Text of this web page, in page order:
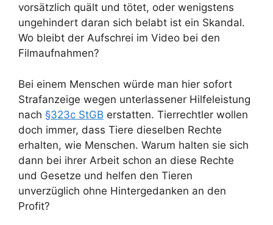
vorsätzlich quält und tötet, oder wenigstens
ungehindert daran sich belabt ist ein Skandal.
Wo bleibt der Aufschrei im Video bei den
Filmaufnahmen?
Bei einem Menschen würde man hier sofort
Strafanzeige wegen unterlassener Hilfeleistung
nach §323c StGB erstatten. Tierrechtler wollen
doch immer, dass Tiere dieselben Rechte
erhalten, wie Menschen. Warum halten sie sich
dann bei ihrer Arbeit schon an diese Rechte
und Gesetze und helfen den Tieren
unverzüglich ohne Hintergedanken an den
Profit?